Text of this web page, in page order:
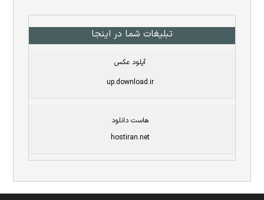
تبلیغات شما در اینجا
آپلود عکس
up.download.ir
هاست دانلود
hostiran.net